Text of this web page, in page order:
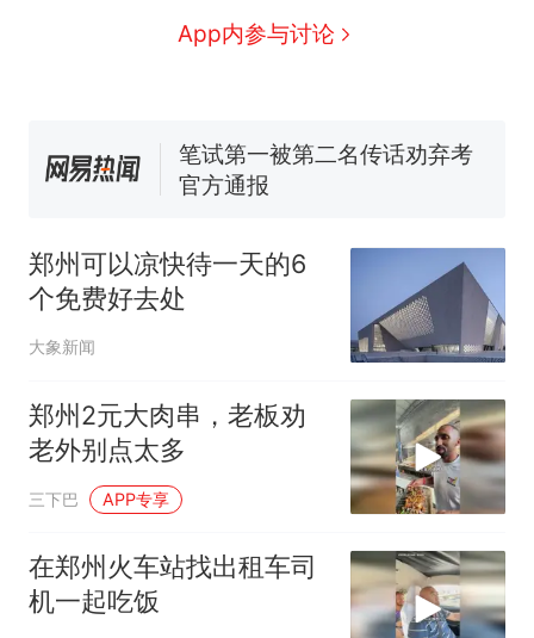
App内参与讨论
协会回应
男子上山采菌偶然发现鸡枞菌
窝，原地守1天等它长大：挖了
来源：参考消息）
笔试第一被第二名传话劝弃考
官方通报
间创作“悬浮字” 网友：真·裸眼
3D！
热
制裁瓜子饺子，美国怕什
么？
郑州可以凉快待一天的6
个免费好去处
大象新闻
郑州2元大肉串，老板劝
老外别点太多
三下巴 APP专享
在郑州火车站找出租车司
机一起吃饭